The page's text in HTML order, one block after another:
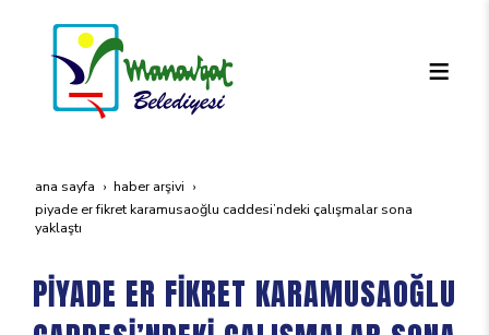
ana sayfa
haber arşivi
pi̇yade er fi̇kret karamusaoğlu caddesi̇’ndeki̇ çalişmalar sona
yaklaşti
PİYADE ER FİKRET KARAMUSAOĞLU